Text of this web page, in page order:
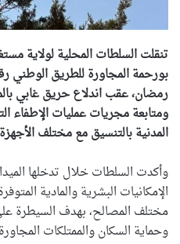
تنقلت السلطات المحلية لولاية
رمضان، عقب اندلاع حريق غابي
ومتابعة مجريات عمليات الإطفاء
المدنية بالتنسيق مع مختلف
وأكدت السلطات خلال تدخلها
الإمكانيات البشرية والمادية
مختلف المصالح، بهدف السيطرة
وحماية السكان والممتلكات